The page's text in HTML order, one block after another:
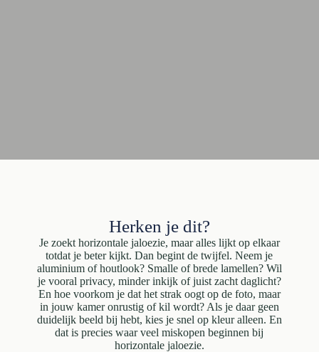
Herken je dit?
Je zoekt horizontale jaloezie, maar alles lijkt op elkaar
totdat je beter kijkt. Dan begint de twijfel. Neem je
aluminium of houtlook? Smalle of brede lamellen? Wil
je vooral privacy, minder inkijk of juist zacht daglicht?
En hoe voorkom je dat het strak oogt op de foto, maar
in jouw kamer onrustig of kil wordt? Als je daar geen
duidelijk beeld bij hebt, kies je snel op kleur alleen. En
dat is precies waar veel miskopen beginnen bij
horizontale jaloezie.